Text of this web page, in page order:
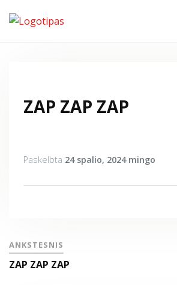
ZAP ZAP ZAP
Paskelbta 24 spalio, 2024 mingo
ANKSTESNIS
ZAP ZAP ZAP